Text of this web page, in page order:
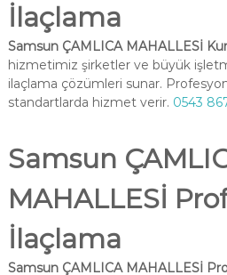
İlaçlama
Samsun ÇAMLICA MAHALLESİ
hizmetimiz şirketler ve büyük
ilaçlama çözümleri sunar.
standartlarda hizmet verir. 0543
Samsun
MAHALLESİ
İlaçlama
Samsun ÇAMLICA MAHALLESİ